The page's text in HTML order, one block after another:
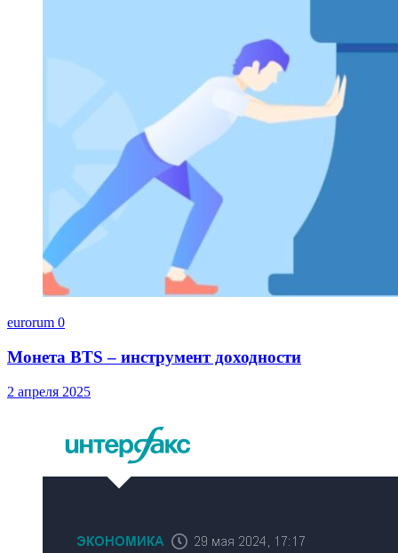
eurorum 0
Монета BTS – инструмент доходности
2 апреля 2025